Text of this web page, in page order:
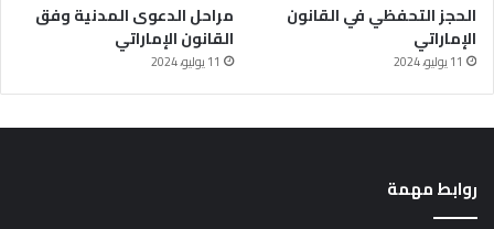
الحجز التحفظي في القانون
الإماراتي
11 يوليو، 2024
مراحل الدعوى المدنية وفق
القانون الإماراتي
11 يوليو، 2024
روابط مهمة